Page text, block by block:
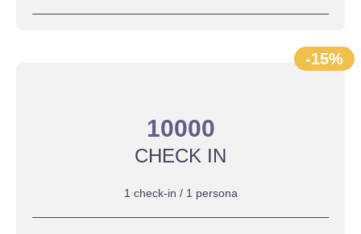
-15%
10000
CHECK IN
1 check-in / 1 persona